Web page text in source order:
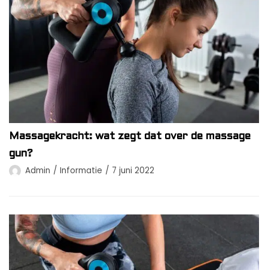
Massagekracht: wat zegt dat over de massage
gun?
Admin Informatie 7 juni 2022